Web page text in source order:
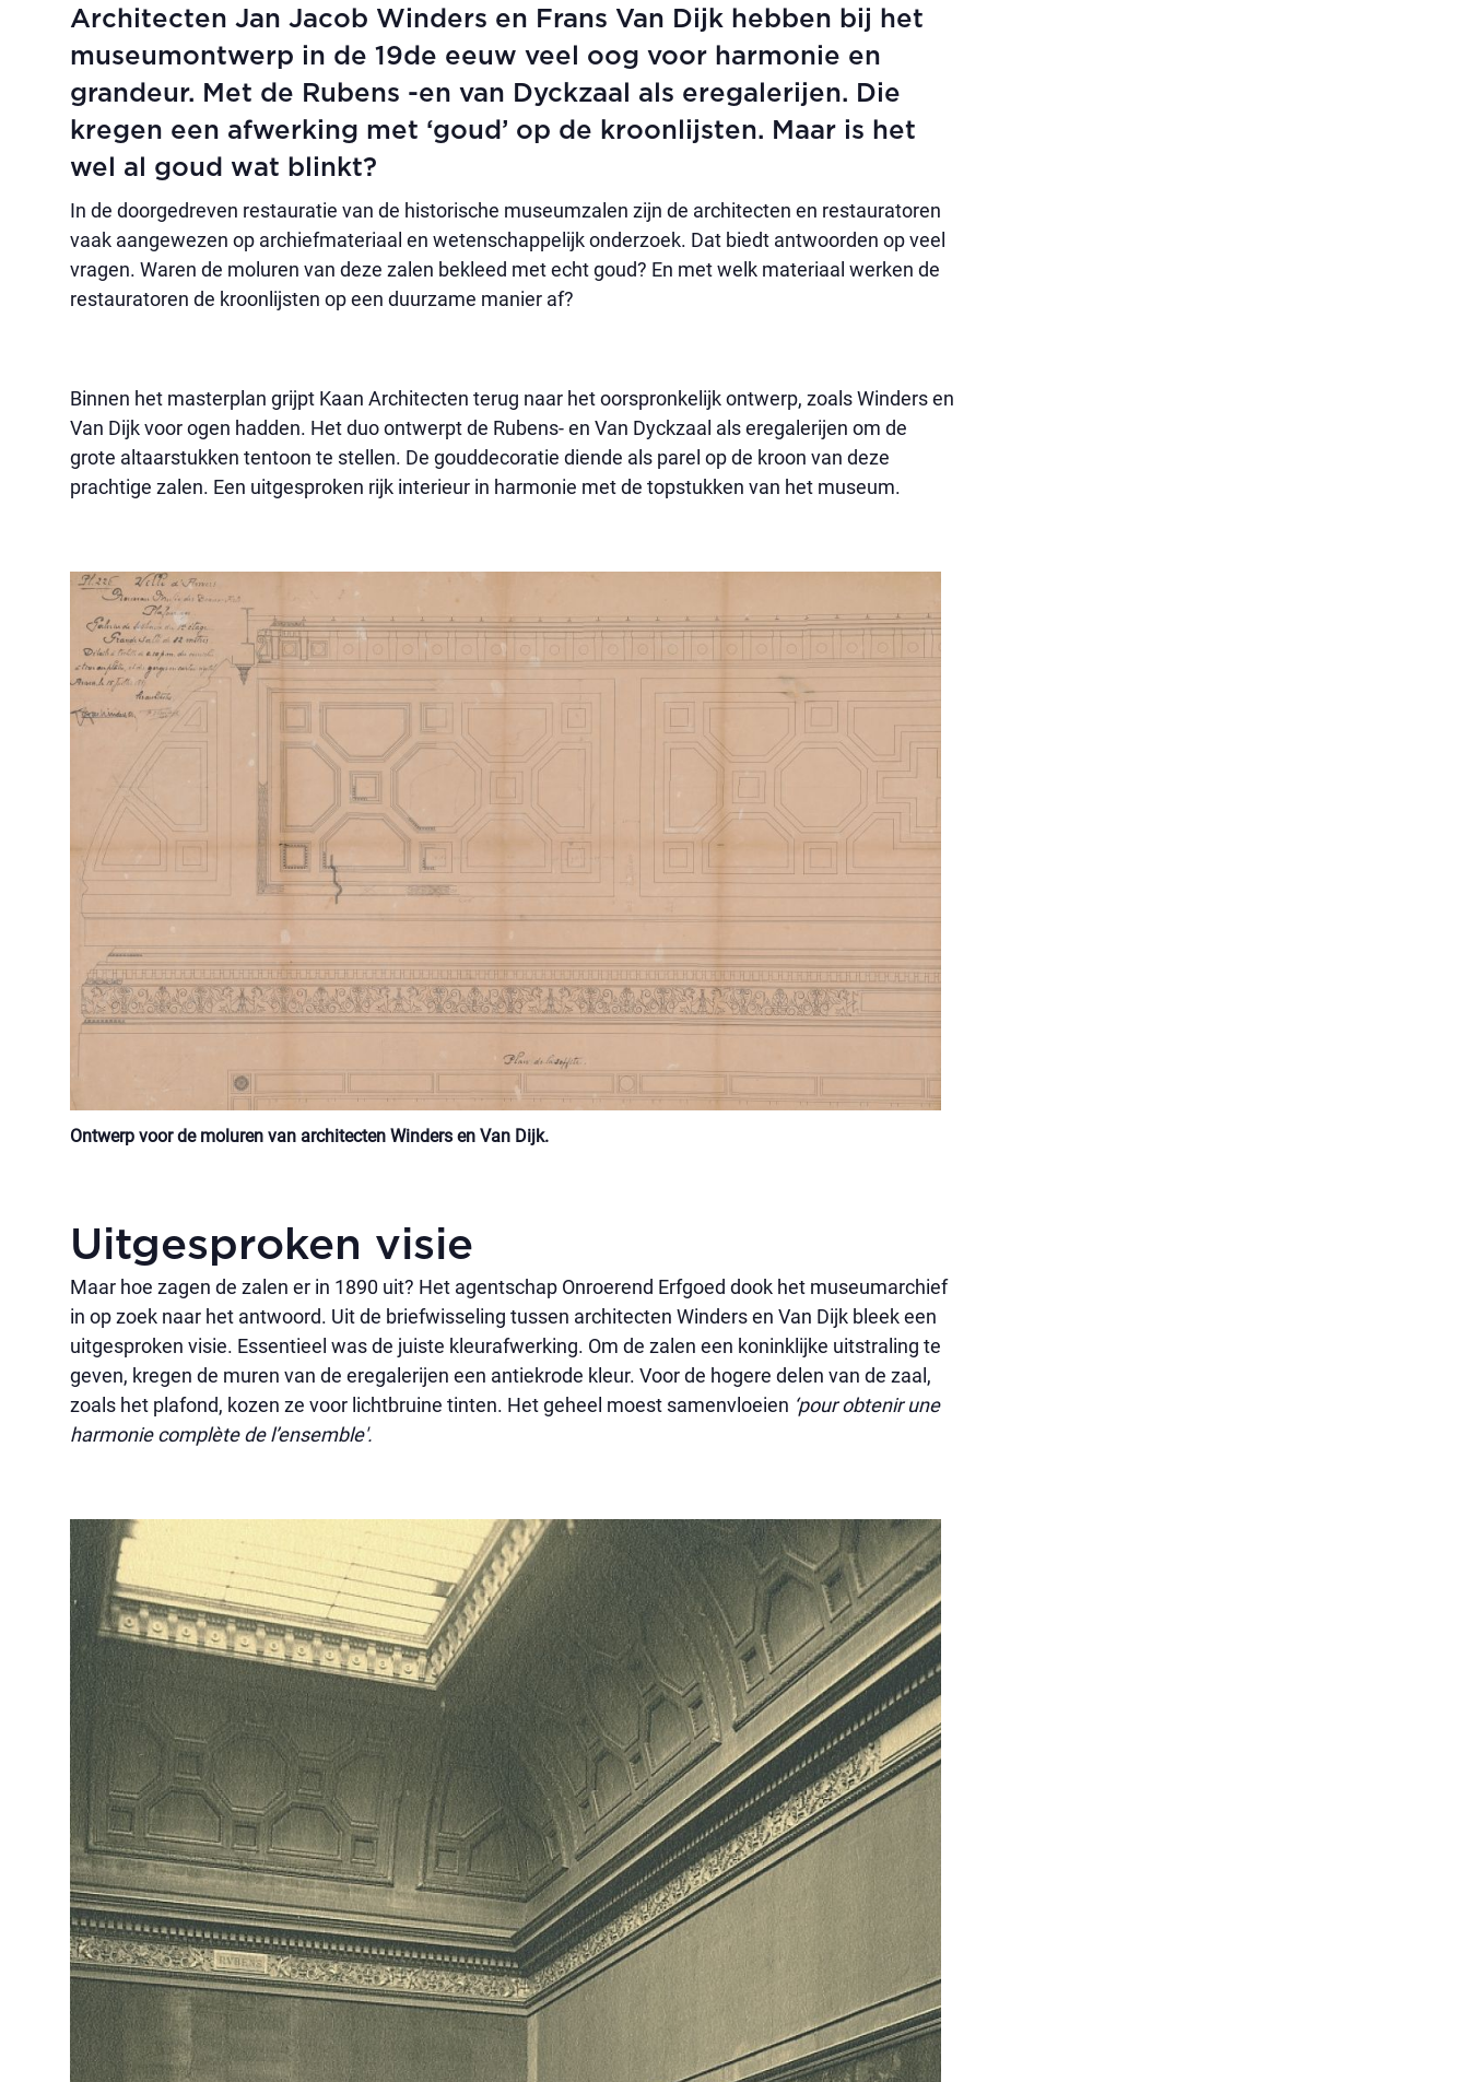
Architecten Jan Jacob Winders en Frans Van Dijk hebben bij het
museumontwerp in de 19de eeuw veel oog voor harmonie en
grandeur. Met de Rubens -en van Dyckzaal als eregalerijen. Die
kregen een afwerking met ‘goud’ op de kroonlijsten. Maar is het
wel al goud wat blinkt?
In de doorgedreven restauratie van de historische museumzalen zijn de architecten en restauratoren
vaak aangewezen op archiefmateriaal en wetenschappelijk onderzoek. Dat biedt antwoorden op veel
vragen. Waren de moluren van deze zalen bekleed met echt goud? En met welk materiaal werken de
restauratoren de kroonlijsten op een duurzame manier af?
Binnen het masterplan grijpt Kaan Architecten terug naar het oorspronkelijk ontwerp, zoals Winders en
Van Dijk voor ogen hadden. Het duo ontwerpt de Rubens- en Van Dyckzaal als eregalerijen om de
grote altaarstukken tentoon te stellen. De gouddecoratie diende als parel op de kroon van deze
prachtige zalen. Een uitgesproken rijk interieur in harmonie met de topstukken van het museum.
Ontwerp voor de moluren van architecten Winders en Van Dijk.
Uitgesproken visie
Maar hoe zagen de zalen er in 1890 uit? Het agentschap Onroerend Erfgoed dook het museumarchief
in op zoek naar het antwoord. Uit de briefwisseling tussen architecten Winders en Van Dijk bleek een
uitgesproken visie. Essentieel was de juiste kleurafwerking. Om de zalen een koninklijke uitstraling te
geven, kregen de muren van de eregalerijen een antiekrode kleur. Voor de hogere delen van de zaal,
zoals het plafond, kozen ze voor lichtbruine tinten. Het geheel moest samenvloeien ‘pour obtenir une
harmonie complète de l’ensemble'.